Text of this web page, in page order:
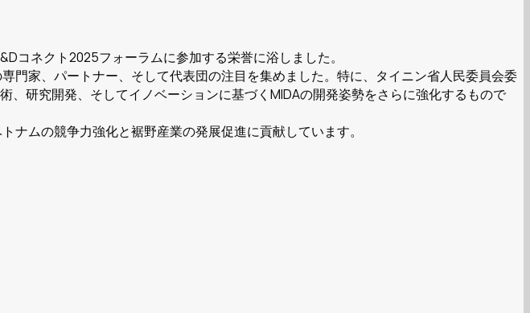
コネクト2025フォーラムに参加する栄誉に浴しました。
門家、パートナー、そして代表団の注目を集めました。特に、タイニン省人民委員会委
研究開発、そしてイノベーションに基づくMIDAの開発姿勢をさらに強化するもので
ナムの競争力強化と裾野産業の発展促進に貢献しています。